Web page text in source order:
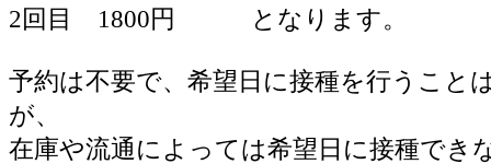
2回目 1800円 となります。
予約は不要で、希望日に接種を行うこと
が、
在庫や流通によっては希望日に接種でき